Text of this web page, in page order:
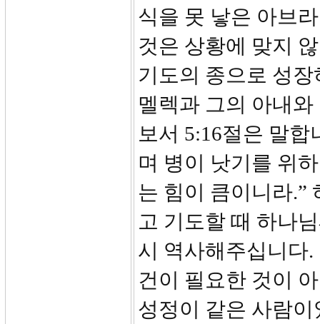
식을 못 낳은 아브
것은 상황에 맞지
기도의 종으로 성
멜렉과 그의 아내
보서 5:16절은 말
며 병이 낫기를 위
는 힘이 큼이니라.”
고 기도할 때 하나
시 역사해주십니다
건이 필요한 것이
성정이 같은 사람